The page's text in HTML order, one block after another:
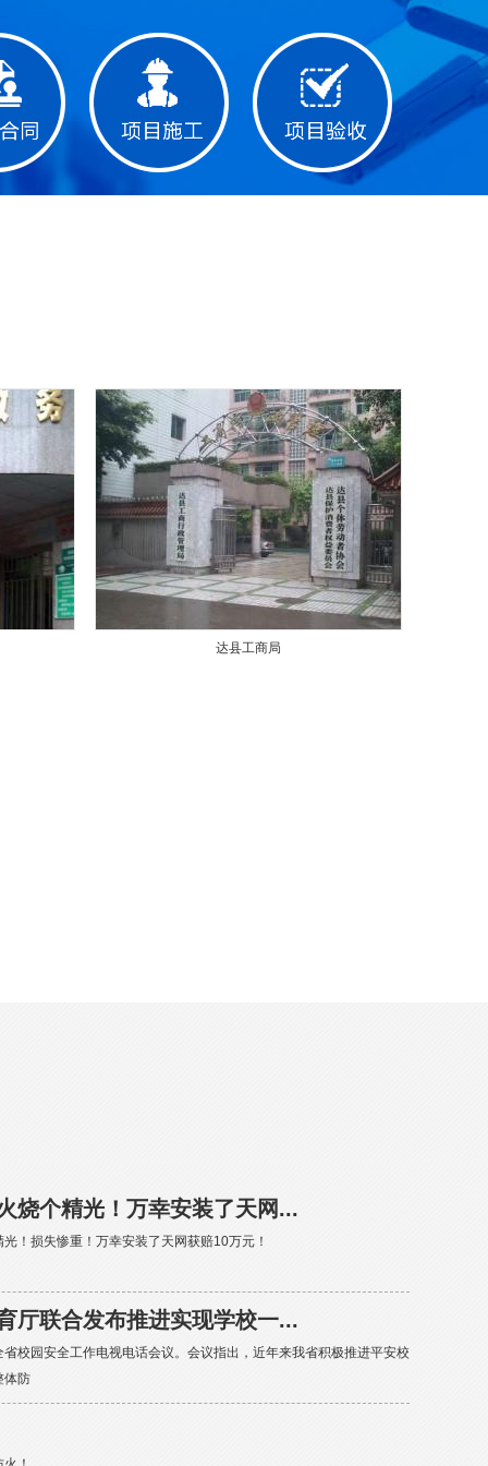
达县工商局
烧个精光！万幸安装了天网...
！损失惨重！万幸安装了天网获赔10万元！
厅联合发布推进实现学校一...
校园安全工作电视电话会议。会议指出，近年来我省积极推进平安校
体防